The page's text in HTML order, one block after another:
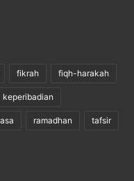
fikrah fiqh-harakah
keperibadian
ramadhan tafsir